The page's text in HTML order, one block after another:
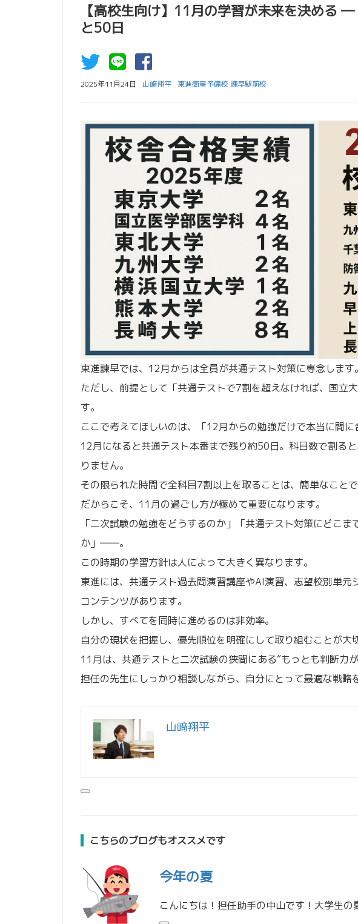
【高校生向け】11月の学習が未来を決める
と50日
2025年11月24日 山﨑翔平 東進衛星予備校 諫早駅前校
東進諫早では、12月からは全員が共通テスト対策に専念します。
ただし、前提として「共通テストで7割を超えなければ、国立
す。
ここで考えてほしいのは、「12月からの勉強だけで本当に間に
12月になると共通テスト本番まで残り約50日。科目数で割る
りません。
その限られた時間で全科目7割以上を取ることは、簡単なことで
だからこそ、11月の過ごし方が極めて重要になります。
「二次試験の勉強をどうするのか」「共通テスト対策にどこ
か」――。
この時期の学習方針は人によって大きく異なります。
東進には、共通テスト過去問演習講座やAI演習、志望校別単
コンテンツがあります。
しかし、すべてを同時に進めるのは非効率。
自分の現状を把握し、優先順位を明確にして取り組むことが大
11月は、共通テストと二次試験の狭間にある“もっとも判断力が
担任の先生にしっかり相談しながら、自分にとって最適な戦略
山﨑翔平
こちらのブログもオススメです
今年の夏